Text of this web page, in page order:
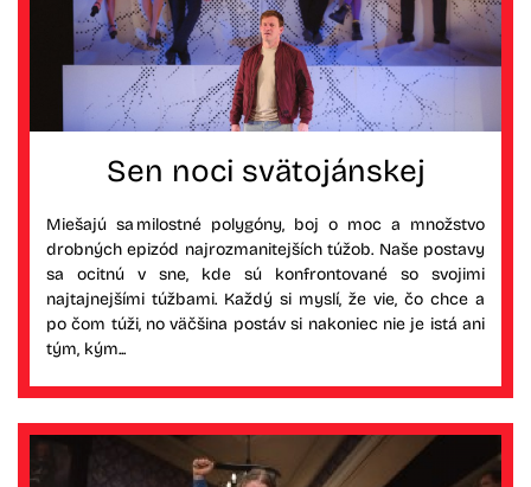
Sen noci svätojánskej
Miešajú sa milostné polygóny, boj o moc a množstvo
drobných epizód najrozmanitejších túžob. Naše postavy
sa ocitnú v sne, kde sú konfrontované so svojimi
najtajnejšími túžbami. Každý si myslí, že vie, čo chce a
po čom túži, no väčšina postáv si nakoniec nie je istá ani
tým, kým...